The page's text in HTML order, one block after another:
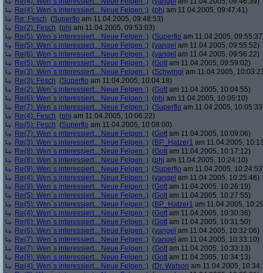
Re(4): Wen´s interessiert... Neue Felgen ;) (phj am 11.04.2005, 09:47:41)
Re: Fesch (Superflo am 11.04.2005, 09:48:53)
Re(2): Fesch (phj am 11.04.2005, 09:53:03)
Re(5): Wen´s interessiert... Neue Felgen ;) (Superflo am 11.04.2005,
Re(5): Wen´s interessiert... Neue Felgen ;) (yangel am 11.04.2005, 09:55:52)
Re(6): Wen´s interessiert... Neue Felgen ;) (yangel am 11.04.2005, 09:56:22)
Re(5): Wen´s interessiert... Neue Felgen ;) (Gott am 11.04.2005, 09:59:02)
Re(3): Wen´s interessiert... Neue Felgen ;) (Schwingi am 11.04.2005,
Re(3): Fesch (Superflo am 11.04.2005, 10:04:18)
Re(2): Wen´s interessiert... Neue Felgen ;) (Gott am 11.04.2005, 10:04:55)
Re(6): Wen´s interessiert... Neue Felgen ;) (phj am 11.04.2005, 10:05:10)
Re(7): Wen´s interessiert... Neue Felgen ;) (Superflo am 11.04.2005,
Re(4): Fesch (phj am 11.04.2005, 10:06:22)
Re(5): Fesch (Superflo am 11.04.2005, 10:08:00)
Re(7): Wen´s interessiert... Neue Felgen ;) (Gott am 11.04.2005, 10:09:06)
Re(3): Wen´s interessiert... Neue Felgen ;) (BP_Hatzer1 am 11.04.2005,
Re(8): Wen´s interessiert... Neue Felgen ;) (Gott am 11.04.2005, 10:17:12)
Re(8): Wen´s interessiert... Neue Felgen ;) (phj am 11.04.2005, 10:24:10)
Re(9): Wen´s interessiert... Neue Felgen ;) (Superflo am 11.04.2005,
Re(4): Wen´s interessiert... Neue Felgen ;) (yangel am 11.04.2005, 10:25:46)
Re(9): Wen´s interessiert... Neue Felgen ;) (Gott am 11.04.2005, 10:26:19)
Re(5): Wen´s interessiert... Neue Felgen ;) (Gott am 11.04.2005, 10:27:55)
Re(5): Wen´s interessiert... Neue Felgen ;) (BP_Hatzer1 am 11.04.2005,
Re(4): Wen´s interessiert... Neue Felgen ;) (Gott am 11.04.2005, 10:30:36)
Re(6): Wen´s interessiert... Neue Felgen ;) (Gott am 11.04.2005, 10:31:50)
Re(6): Wen´s interessiert... Neue Felgen ;) (yangel am 11.04.2005, 10:32:06)
Re(7): Wen´s interessiert... Neue Felgen ;) (yangel am 11.04.2005, 10:33:10)
Re(7): Wen´s interessiert... Neue Felgen ;) (Gott am 11.04.2005, 10:33:13)
Re(8): Wen´s interessiert... Neue Felgen ;) (Gott am 11.04.2005, 10:34:13)
Re(4): Wen´s interessiert... Neue Felgen ;) (Dr. Watson am 11.04.2005,